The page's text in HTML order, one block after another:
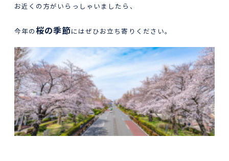
お近くの方がいらっしゃいましたら、
今年の桜の季節にはぜひお立ち寄りください。